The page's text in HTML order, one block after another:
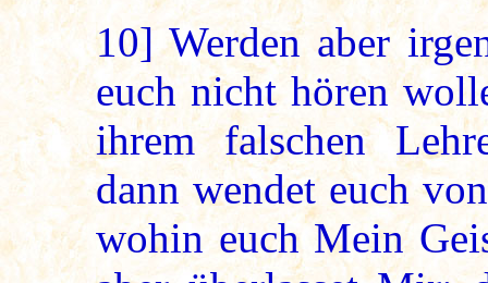
10] Werden aber
euch nicht hören
ihrem falschen
dann wendet euch
wohin euch Mein